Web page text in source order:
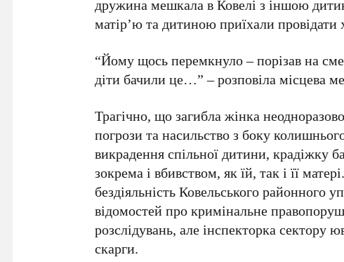
дружина мешкала в Ковелі з іншою
матір’ю та дитиною приїхали провідати
“Йому щось перемкнуло – порізав на
діти бачили це…” – розповіла місцева
Трагічно, що загибла жінка
погрози та насильство з боку
викрадення спільної дитини, крадіжку
зокрема і вбивством, як їй, так і її
бездіяльність Ковельського районного
відомостей про кримінальне
розслідувань, але інспекторка сектору
скарги.